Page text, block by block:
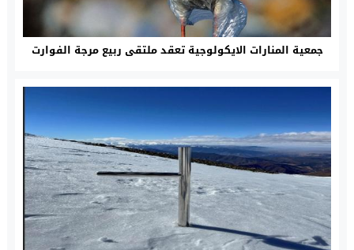
جمعية المنارات الايكولوجية تعقد ملتقى ربيع مرجة الفوارت